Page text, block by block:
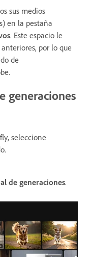
sus medios
en la pestaña
. Este espacio le
por lo que
de
generaciones
seleccione
de generaciones.